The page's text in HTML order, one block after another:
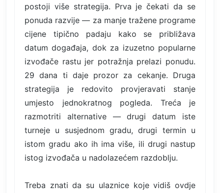
postoji više strategija. Prva je čekati da se
ponuda razvije — za manje tražene programe
cijene tipično padaju kako se približava
datum događaja, dok za izuzetno popularne
izvođače rastu jer potražnja prelazi ponudu.
29 dana ti daje prozor za cekanje. Druga
strategija je redovito provjeravati stanje
umjesto jednokratnog pogleda. Treća je
razmotriti alternative — drugi datum iste
turneje u susjednom gradu, drugi termin u
istom gradu ako ih ima više, ili drugi nastup
istog izvođača u nadolazećem razdoblju.
Treba znati da su ulaznice koje vidiš ovdje